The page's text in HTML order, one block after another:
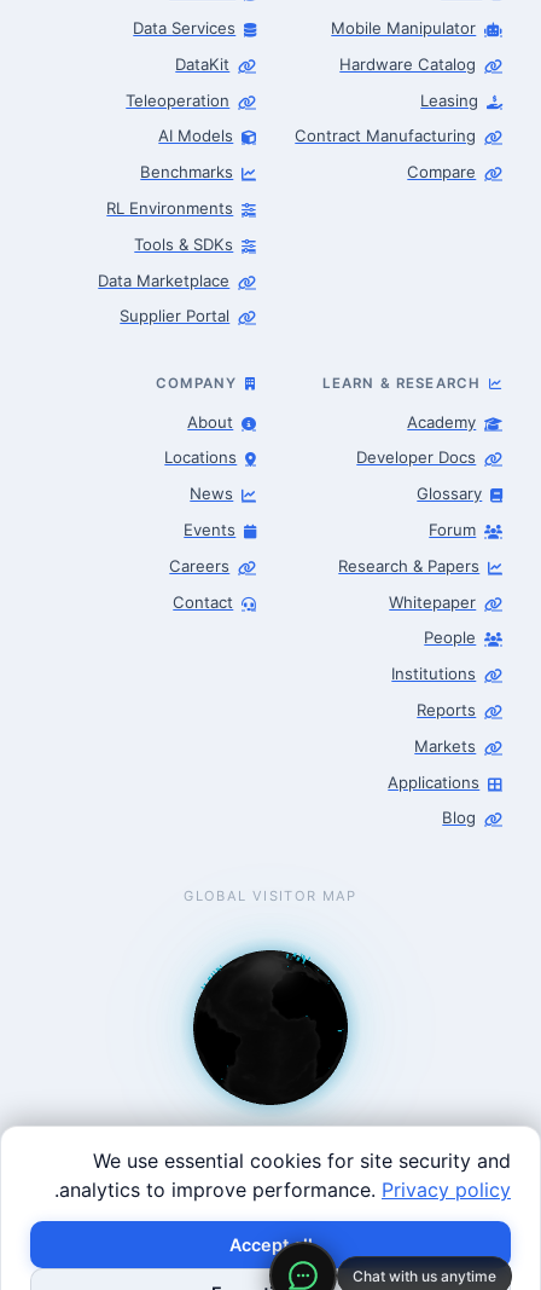
Mobile Manipulator
Hardware Catalog
Leasing
Contract Manufacturing
Compare
Data Services
DataKit
Teleoperation
AI Models
Benchmarks
RL Environments
Tools & SDKs
Data Marketplace
Supplier Portal
LEARN & RESEARCH
Academy
Developer Docs
Glossary
Forum
Research & Papers
Whitepaper
People
Institutions
Reports
Markets
Applications
Blog
COMPANY
About
Locations
News
Events
Careers
Contact
GLOBAL VISITOR MAP
West Coast: 90 Welsh St, San Francisco, CA 94107 · East
Coast: 125 Western Ave, Allston, MA 02134 ·
contact@roboticscenter.ai · Refund policy· Privacy
×
Build with SVRC hardware and data.
Shop Robots
Request Data Program
We use essential cookies for site security and
analytics to improve performance. Privacy policy
.
Accept all
Chat with us anytime
Robotics Advisor